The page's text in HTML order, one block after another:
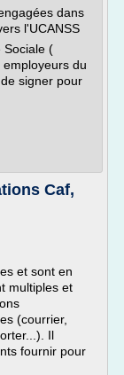
dans
l'UCANSS
Sociale (
du
signer pour
Caf,
et sont en
multiples et
(courrier,
Il
fournir pour